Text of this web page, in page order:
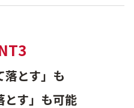
落とす」も
とす」も可能